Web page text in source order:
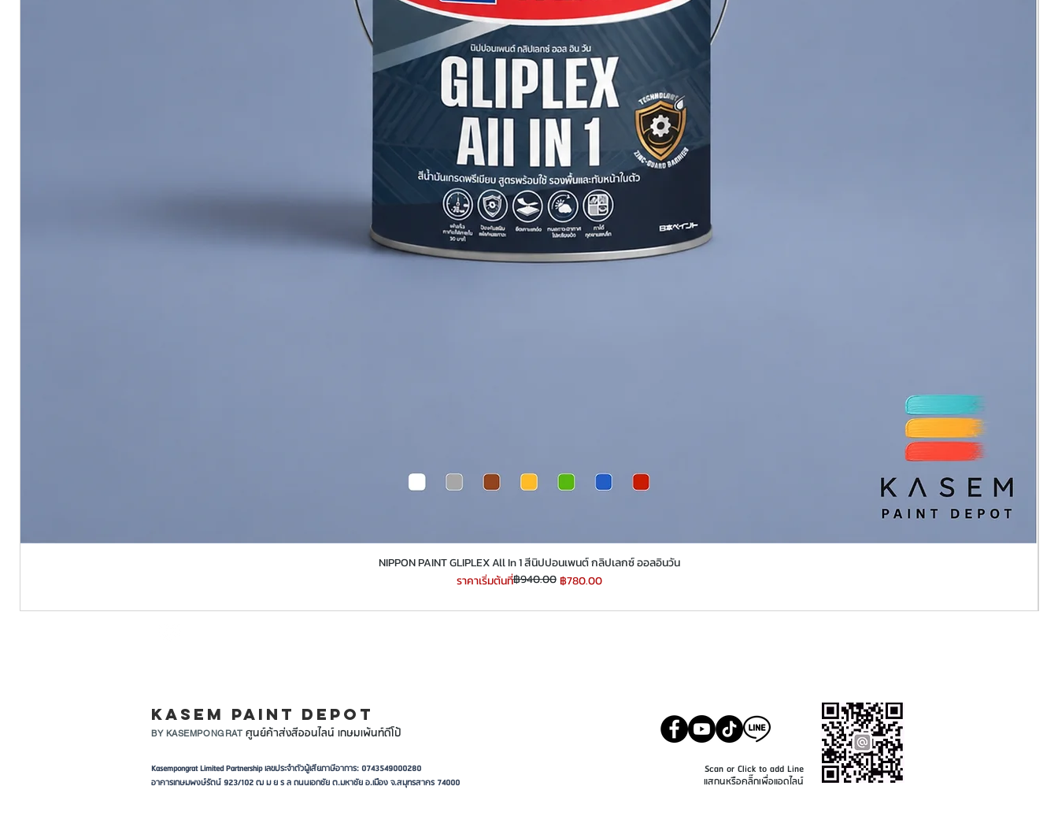
​​​​​​​NIPPON PAINT GLIPLEX All In 1 สีนิปปอนเพนต์ กลิปเลกซ์ ออลอินวัน
ราคาเริ่มต้นที่
ราคาปกติ ฿940.00 ฿780.00
ราคาขายลด
KASEM PAINT DEPOT
BY KASEMPONGRAT ศูนย์ค้าส่งสีออนไลน์ เกษมเพ้นท์ดีโป้
Kasempongrat Limited Partnership เลขประจำตัวผู้เสียภาษีอาการ: 0743549000280
อาคารเกษมพงษ์รัตน์ 923/102 ฒ ม ย ร ล ถนนเอกชัย ต.มหาชัย อ.เมือง จ.สมุทรสาคร 74000
Scan or Click to add Line
แสกนหรือคลิ๊กเพื่อแอดไลน์